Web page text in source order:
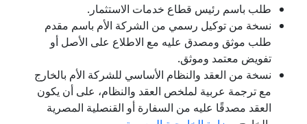
طلب باسم رئيس قطاع خدمات الاستثمار.
نسخة من توكيل رسمي من الشركة الأم باسم مقدم
طلب موثق ومصدق عليه مع الاطلاع على الأصل أو
تفويض معتمد وموثق.
نسخة من العقد والنظام الأساسي للشركة الأم بالخارج
مع ترجمة عربية لملخص العقد والنظام، على أن يكون
العقد مصدقًا عليه من السفارة أو القنصلية المصرية